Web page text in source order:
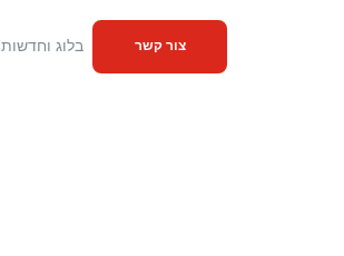
בלוג וחדשות צור קשר